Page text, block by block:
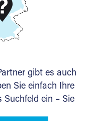
gibt es auch
Sie einfach Ihre
Suchfeld ein – Sie